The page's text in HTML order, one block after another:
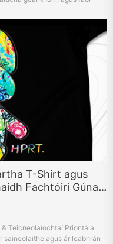
T-Shirt agus
Fachtóirí Gúna
Teicneolaíochtaí Priontála
saineolaithe agus ár leabhrán